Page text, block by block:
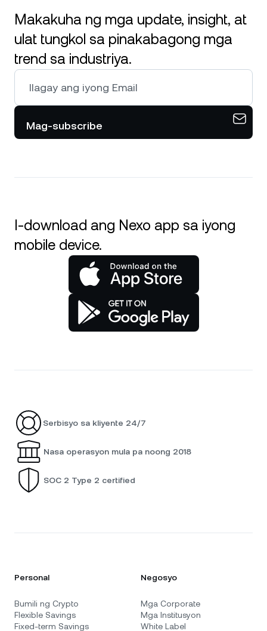
Makakuha ng mga update, insight, at
ulat tungkol sa pinakabagong mga
trend sa industriya.
Mag-subscribe
I-download ang Nexo app sa iyong
mobile device.
Serbisyo sa kliyente 24/7
Nasa operasyon mula pa noong 2018
SOC 2 Type 2 certified
Personal
Bumili ng Crypto
Flexible Savings
Fixed-term Savings
Negosyo
Mga Corporate
Mga Institusyon
White Label